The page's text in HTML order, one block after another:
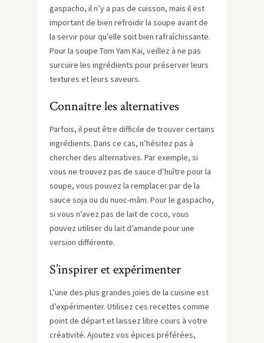
gaspacho, il n’y a pas de cuisson, mais il est
important de bien refroidir la soupe avant de
la servir pour qu’elle soit bien rafraîchissante.
Pour la soupe Tom Yam Kai, veillez à ne pas
surcuire les ingrédients pour préserver leurs
textures et leurs saveurs.
Connaître les alternatives
Parfois, il peut être difficile de trouver certains
ingrédients. Dans ce cas, n’hésitez pas à
chercher des alternatives. Par exemple, si
vous ne trouvez pas de sauce d’huître pour la
soupe, vous pouvez la remplacer par de la
sauce soja ou du nuoc-mâm. Pour le gaspacho,
si vous n’avez pas de lait de coco, vous
pouvez utiliser du lait d’amande pour une
version différente.
S’inspirer et expérimenter
L’une des plus grandes joies de la cuisine est
d’expérimenter. Utilisez ces recettes comme
point de départ et laissez libre cours à votre
créativité. Ajoutez vos épices préférées,